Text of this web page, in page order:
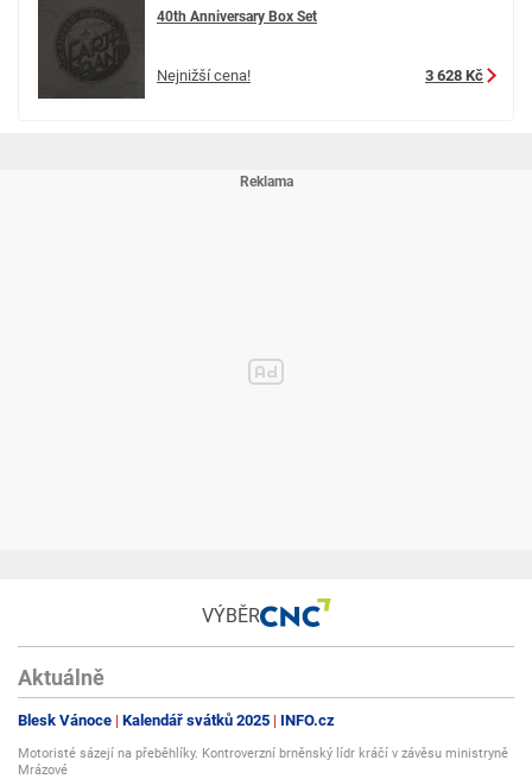
40th Anniversary Box Set
Nejnižší cena! 3 628 Kč
VÝBĚR
Aktuálně
Blesk Vánoce Kalendář svátků 2025 INFO.cz
Motoristé sázejí na přeběhlíky. Kontroverzní brněnský lídr kráčí v závěsu ministryně
Mrázové